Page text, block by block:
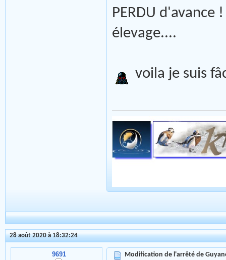
PERDU d'avance
élevage....
voila je suis
28 août 2020 à 18:32:24
9691 Modification de l'arrêté de